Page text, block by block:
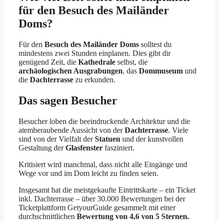
für den Besuch des Mailänder
Doms?
Für den Besuch des Mailänder Doms solltest du
mindestens zwei Stunden einplanen. Dies gibt dir
genügend Zeit, die Kathedrale selbst, die
archäologischen Ausgrabungen, das Dommuseum und
die Dachterrasse zu erkunden.
Das sagen Besucher
Besucher loben die beeindruckende Architektur und die
atemberaubende Aussicht von derDachterrasse. Viele
sind von der Vielfalt derStatuen und der kunstvollen
Gestaltung derGlasfenster fasziniert.
Kritisiert wird manchmal, dass nicht alle Eingänge und
Wege vor und im Dom leicht zu finden seien.
Insgesamt hat die meistgekaufte Eintrittskarte – ein Ticket
inkl. Dachterrasse – über 30.000 Bewertungen bei der
Ticketplattform GetyourGuide gesammelt mit einer
durchschnittlichen Bewertung von 4,6 von 5 Sternen.